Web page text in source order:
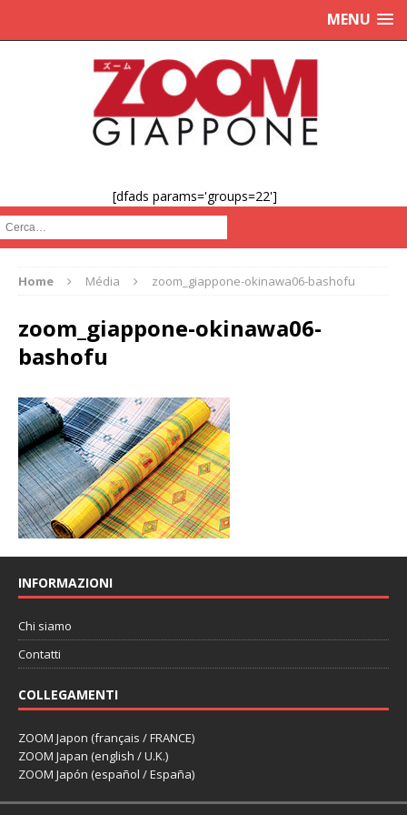
MENU
[dfads params='groups=22']
Cerca :
Home Média zoom_giappone-okinawa06-bashofu
zoom_giappone-okinawa06-
bashofu
INFORMAZIONI
Chi siamo
Contatti
COLLEGAMENTI
ZOOM Japon (français / FRANCE)
ZOOM Japan (english / U.K.)
ZOOM Japón (español / España)